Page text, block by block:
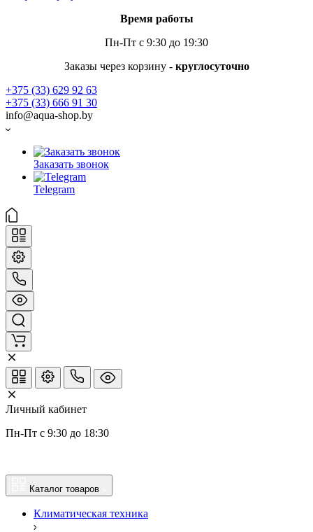
Время работы
Пн-Пт с 9:30 до 19:30
Заказы через корзину - круглосуточно
+375 (33) 629 92 63
+375 (33) 666 91 30
info@aqua-shop.by
Заказать звонок
Telegram
Личный кабинет
Пн-Пт с 9:30 до 18:30
Каталог товаров
Климатическая техника